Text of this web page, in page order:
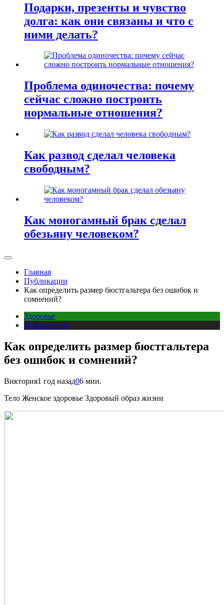
Подарки, презенты и чувство
долга: как они связаны и что с
ними делать?
Проблема одиночества: почему
сейчас сложно построить
нормальные отношения?
Как развод сделал человека
свободным?
Как моногамный брак сделал
обезьяну человеком?
Главная
Публикации
Как определить размер бюстгальтера без ошибок и
сомнений?
Здоровье
Публикации
Как определить размер бюстгальтера
без ошибок и сомнений?
Виктория1 год назад06 мин.
Тело Женское здоровье Здоровый образ жизни